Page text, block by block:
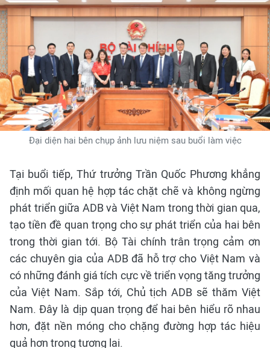
Đại diện hai bên chụp ảnh lưu niệm sau buổi làm việc
Tại buổi tiếp, Thứ trưởng Trần Quốc Phương khẳng
định mối quan hệ hợp tác chặt chẽ và không ngừng
phát triển giữa ADB và Việt Nam trong thời gian qua,
tạo tiền đề quan trọng cho sự phát triển của hai bên
trong thời gian tới. Bộ Tài chính trân trọng cảm ơn
các chuyên gia của ADB đã hỗ trợ cho Việt Nam và
có những đánh giá tích cực về triển vọng tăng trưởng
của Việt Nam. Sắp tới, Chủ tịch ADB sẽ thăm Việt
Nam. Đây là dịp quan trọng để hai bên hiểu rõ nhau
hơn, đặt nền móng cho chặng đường hợp tác hiệu
quả hơn trong tương lai.